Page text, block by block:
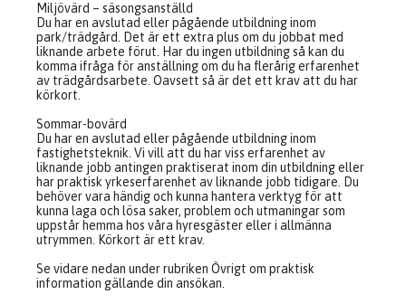
Miljövärd – säsongsanställd
Du har en avslutad eller pågående utbildning inom
park/trädgård. Det är ett extra plus om du jobbat med
liknande arbete förut. Har du ingen utbildning så kan du
komma ifråga för anställning om du ha flerårig erfarenhet
av trädgårdsarbete. Oavsett så är det ett krav att du har
körkort.
Sommar-bovärd
Du har en avslutad eller pågående utbildning inom
fastighetsteknik. Vi vill att du har viss erfarenhet av
liknande jobb antingen praktiserat inom din utbildning eller
har praktisk yrkeserfarenhet av liknande jobb tidigare. Du
behöver vara händig och kunna hantera verktyg för att
kunna laga och lösa saker, problem och utmaningar som
uppstår hemma hos våra hyresgäster eller i allmänna
utrymmen. Körkort är ett krav.
Se vidare nedan under rubriken Övrigt om praktisk
information gällande din ansökan.